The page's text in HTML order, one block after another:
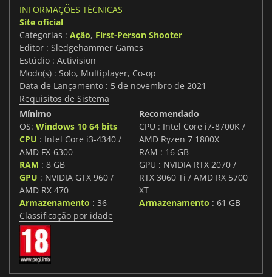
INFORMAÇÕES TÉCNICAS
Site oficial
Categorias : Ação, First-Person Shooter
Editor : Sledgehammer Games
Estúdio : Activision
Modo(s) : Solo, Multiplayer, Co-op
Data de Lançamento : 5 de novembro de 2021
Requisitos de Sistema
Mínimo
OS: Windows 10 64 bits
CPU : Intel Core i3-4340 /
AMD FX-6300
RAM : 8 GB
GPU : NVIDIA GTX 960 /
AMD RX 470
Armazenamento : 36
Recomendado
CPU : Intel Core i7-8700K /
AMD Ryzen 7 1800X
RAM : 16 GB
GPU : NVIDIA RTX 2070 /
RTX 3060 Ti / AMD RX 5700
XT
Armazenamento : 61 GB
Classificação por idade